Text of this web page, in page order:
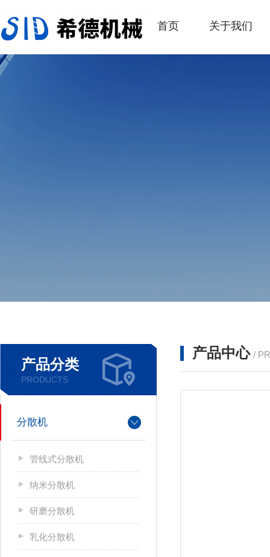
首页 关于我们
产品分类
PRODUCTS
分散机
管线式分散机
纳米分散机
研磨分散机
乳化分散机
产品中心 /